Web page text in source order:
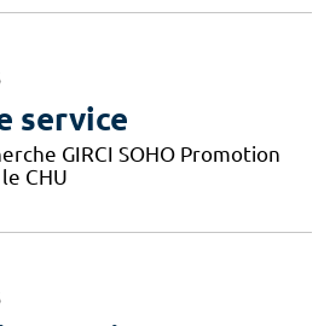
service
GIRCI SOHO Promotion
CHU